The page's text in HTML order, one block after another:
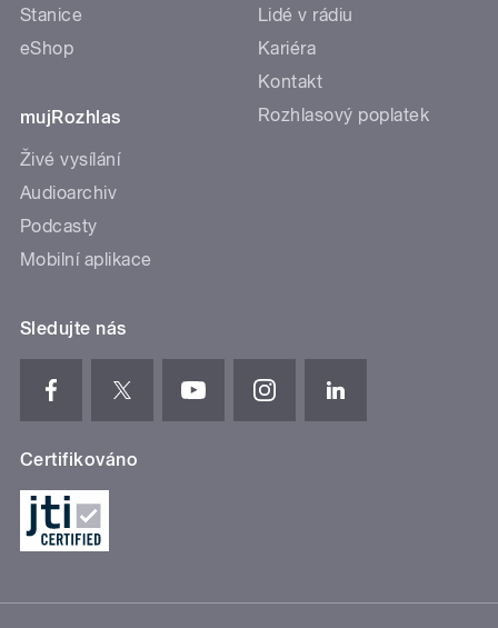
Stanice
eShop
mujRozhlas
Živé vysílání
Audioarchiv
Podcasty
Mobilní aplikace
Lidé v rádiu
Kariéra
Kontakt
Rozhlasový poplatek
Sledujte nás
Certifikováno